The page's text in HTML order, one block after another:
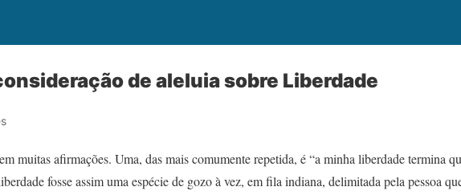
de aleluia sobre Liberdade
muitas afirmações. Uma, das mais comumente repetida, é “a minha liberdade termina
fosse assim uma espécie de gozo à vez, em fila indiana, delimitada pela pessoa